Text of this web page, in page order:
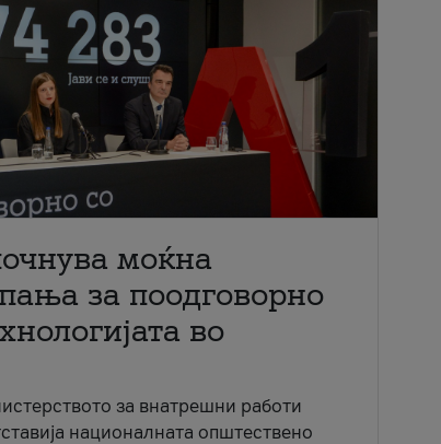
моќна
за поодговорно
во
за внатрешни работи
националната општествено